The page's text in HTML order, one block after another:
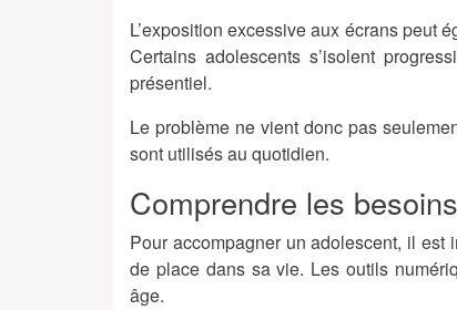
L’exposition excessive aux écrans peut
Certains adolescents s’isolent
présentiel.
Le problème ne vient donc pas
sont utilisés au quotidien.
Comprendre les
Pour accompagner un adolescent, il est
de place dans sa vie. Les outils
âge.